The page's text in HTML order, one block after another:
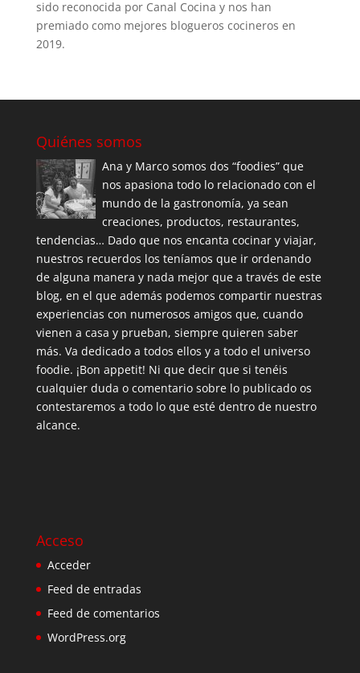
sido reconocida por Canal Cocina y nos han
premiado como mejores blogueros cocineros en
2019.
Quiénes somos
Ana y Marco somos dos “foodies” que
nos apasiona todo lo relacionado con el
mundo de la gastronomía, ya sean
creaciones, productos, restaurantes,
tendencias… Dado que nos encanta cocinar y viajar,
nuestros recuerdos los teníamos que ir ordenando
de alguna manera y nada mejor que a través de este
blog, en el que además podemos compartir nuestras
experiencias con numerosos amigos que, cuando
vienen a casa y prueban, siempre quieren saber
más. Va dedicado a todos ellos y a todo el universo
foodie. ¡Bon appetit! Ni que decir que si tenéis
cualquier duda o comentario sobre lo publicado os
contestaremos a todo lo que esté dentro de nuestro
alcance.
Acceso
Acceder
Feed de entradas
Feed de comentarios
WordPress.org